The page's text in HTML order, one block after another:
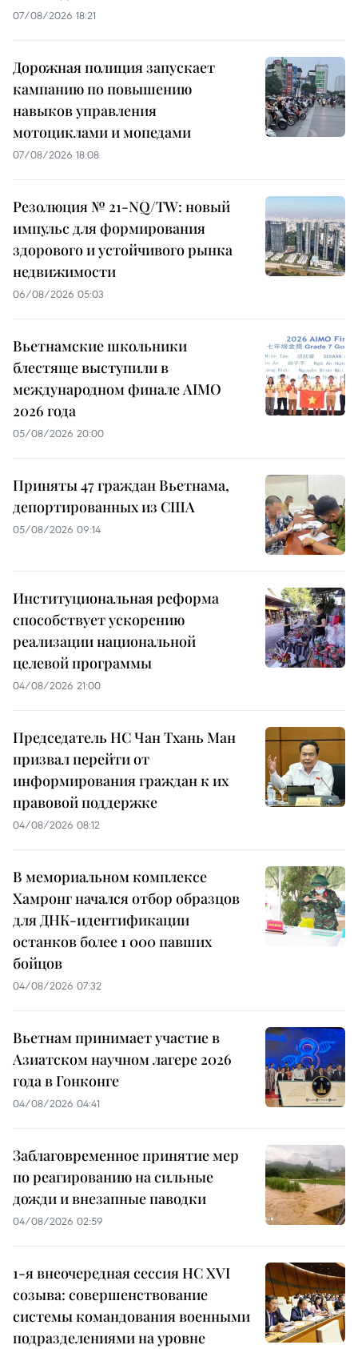
07/08/2026 18:21
Дорожная полиция запускает
кампанию по повышению
навыков управления
мотоциклами и мопедами
07/08/2026 18:08
Резолюция № 21-NQ/TW: новый
импульс для формирования
здорового и устойчивого рынка
недвижимости
06/08/2026 05:03
Вьетнамские школьники
блестяще выступили в
международном финале AIMO
2026 года
05/08/2026 20:00
Приняты 47 граждан Вьетнама,
депортированных из США
05/08/2026 09:14
Институциональная реформа
способствует ускорению
реализации национальной
целевой программы
04/08/2026 21:00
Председатель НС Чан Тхань Ман
призвал перейти от
информирования граждан к их
правовой поддержке
04/08/2026 08:12
В мемориальном комплексе
Хамронг начался отбор образцов
для ДНК-идентификации
останков более 1 000 павших
бойцов
04/08/2026 07:32
Вьетнам принимает участие в
Азиатском научном лагере 2026
года в Гонконге
04/08/2026 04:41
Заблаговременное принятие мер
по реагированию на сильные
дожди и внезапные паводки
04/08/2026 02:59
1-я внеочередная сессия НС XVI
созыва: совершенствование
системы командования военными
подразделениями на уровне